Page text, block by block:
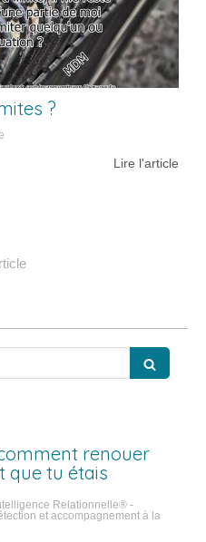
?
Lire l'article
renouer
que tu étais
Relationnelle® -
et accompagnement à la